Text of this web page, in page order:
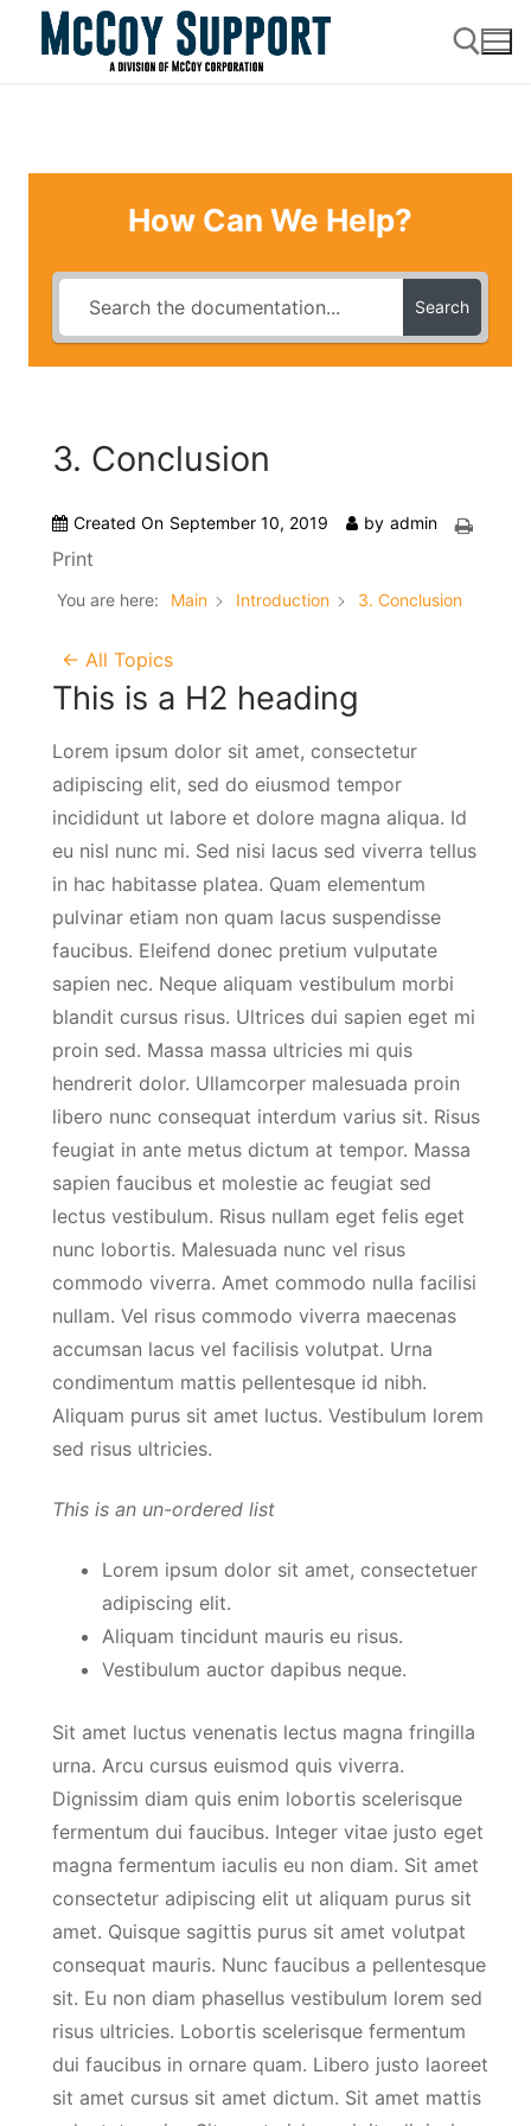
How Can We Help?
Search
3. Conclusion
Created On September 10, 2019 by admin
Print
You are here: Main Introduction 3. Conclusion
← All Topics
This is a H2 heading
Lorem ipsum dolor sit amet, consectetur
adipiscing elit, sed do eiusmod tempor
incididunt ut labore et dolore magna aliqua. Id
eu nisl nunc mi. Sed nisi lacus sed viverra tellus
in hac habitasse platea. Quam elementum
pulvinar etiam non quam lacus suspendisse
faucibus. Eleifend donec pretium vulputate
sapien nec. Neque aliquam vestibulum morbi
blandit cursus risus. Ultrices dui sapien eget mi
proin sed. Massa massa ultricies mi quis
hendrerit dolor. Ullamcorper malesuada proin
libero nunc consequat interdum varius sit. Risus
feugiat in ante metus dictum at tempor. Massa
sapien faucibus et molestie ac feugiat sed
lectus vestibulum. Risus nullam eget felis eget
nunc lobortis. Malesuada nunc vel risus
commodo viverra. Amet commodo nulla facilisi
nullam. Vel risus commodo viverra maecenas
accumsan lacus vel facilisis volutpat. Urna
condimentum mattis pellentesque id nibh.
Aliquam purus sit amet luctus. Vestibulum lorem
sed risus ultricies.
This is an un-ordered list
Lorem ipsum dolor sit amet, consectetuer
adipiscing elit.
Aliquam tincidunt mauris eu risus.
Vestibulum auctor dapibus neque.
Sit amet luctus venenatis lectus magna fringilla
urna. Arcu cursus euismod quis viverra.
Dignissim diam quis enim lobortis scelerisque
fermentum dui faucibus. Integer vitae justo eget
magna fermentum iaculis eu non diam. Sit amet
consectetur adipiscing elit ut aliquam purus sit
amet. Quisque sagittis purus sit amet volutpat
consequat mauris. Nunc faucibus a pellentesque
sit. Eu non diam phasellus vestibulum lorem sed
risus ultricies. Lobortis scelerisque fermentum
dui faucibus in ornare quam. Libero justo laoreet
sit amet cursus sit amet dictum. Sit amet mattis